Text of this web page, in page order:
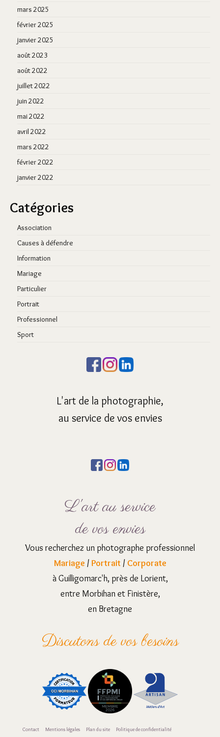
mars 2025
février 2025
janvier 2025
août 2023
août 2022
juillet 2022
juin 2022
mai 2022
avril 2022
mars 2022
février 2022
janvier 2022
Catégories
Association
Causes à défendre
Information
Mariage
Particulier
Portrait
Professionnel
Sport
L'art de la photographie,
au service de vos envies
L'art au service
de vos envies
Vous recherchez un photographe professionnel
Mariage /Portrait / Corporate
à Guilligomarc'h, près de Lorient,
entre Morbihan et Finistère,
en Bretagne
Discutons de vos besoins
Contact Mentions légales Plan du site Politique de confidentialité